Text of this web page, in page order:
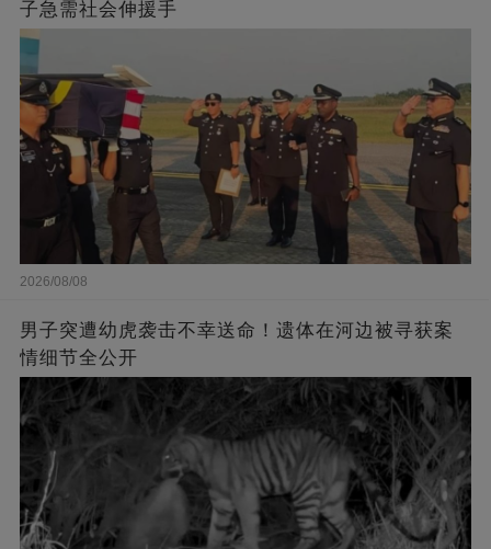
子急需社会伸援手
2026/08/08
男子突遭幼虎袭击不幸送命！遗体在河边被寻获案
情细节全公开